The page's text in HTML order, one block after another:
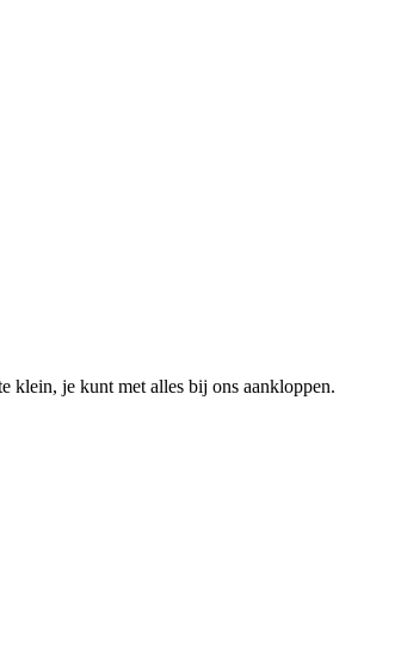
klein, je kunt met alles bij ons aankloppen.